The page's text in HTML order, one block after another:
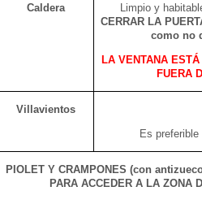
Caldera
Limpio y
CERRAR LA
como no
LA VENTANA ESTÁ
FUERA
Villavientos
Es
PIOLET Y CRAMPONES (con
PARA ACCEDER A LA ZONA